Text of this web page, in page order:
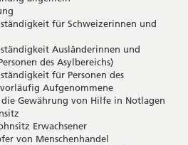
für Schweizerinnen und
Ausländerinnen und
des Asylbereichs)
für Personen des
Aufgenommene
Gewährung von Hilfe in Notlagen
Erwachsener
von Menschenhandel